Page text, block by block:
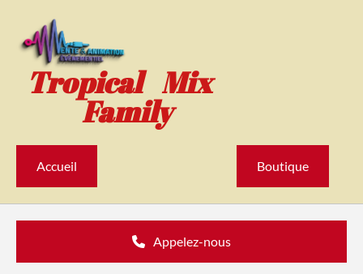
Tropical Mix
Family
Accueil Boutique
Appelez-nous